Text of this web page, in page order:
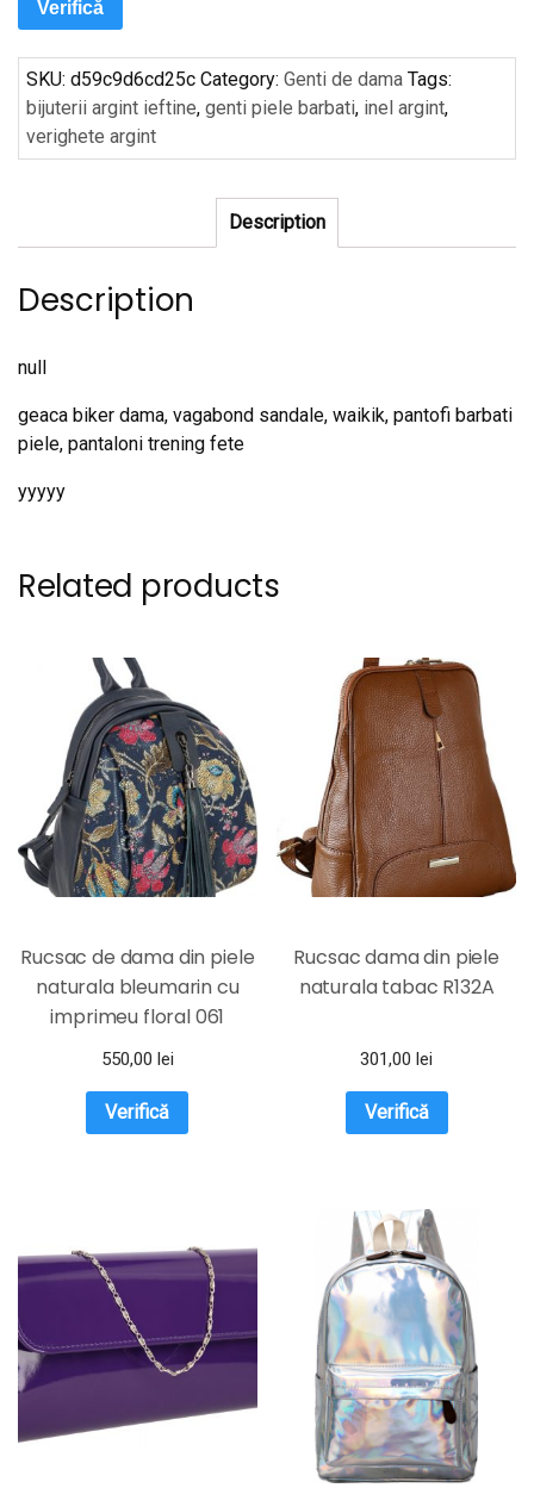
Verifică
SKU: d59c9d6cd25c Category: Genti de dama Tags:
bijuterii argint ieftine, genti piele barbati, inel argint,
verighete argint
Description
Description
null
geaca biker dama, vagabond sandale, waikik, pantofi barbati
piele, pantaloni trening fete
yyyyy
Related products
Rucsac de dama din piele
naturala bleumarin cu
imprimeu floral 061
MAGAZINUL DE GENTI
550,00 lei
Verifică
Rucsac dama din piele
naturala tabac R132A
301,00 lei
Verifică